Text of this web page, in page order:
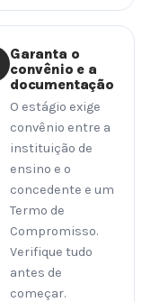
Garanta o
convênio e a
documentação
O estágio exige
convênio entre a
instituição de
ensino e o
concedente e um
Termo de
Compromisso.
Verifique tudo
antes de
começar.